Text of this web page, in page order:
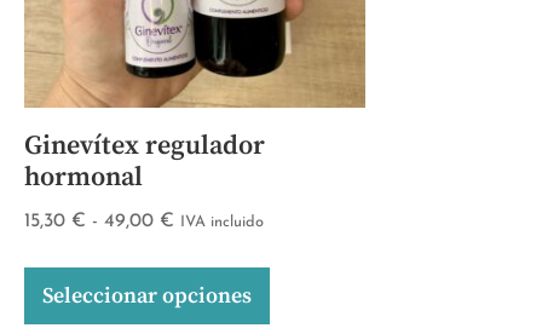
Ginevítex regulador
hormonal
15,30 € - 49,00 € IVA incluido
Seleccionar opciones